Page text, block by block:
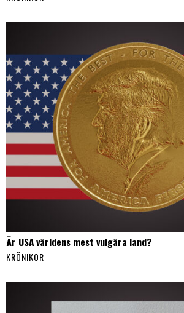
Är USA världens mest vulgära land?
KRÖNIKOR